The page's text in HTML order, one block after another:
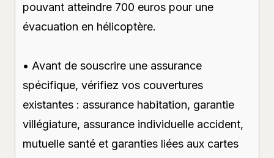
pouvant atteindre 700 euros pour une
évacuation en hélicoptère.
• Avant de souscrire une assurance
spécifique, vérifiez vos couvertures
existantes : assurance habitation, garantie
villégiature, assurance individuelle accident,
mutuelle santé et garanties liées aux cartes